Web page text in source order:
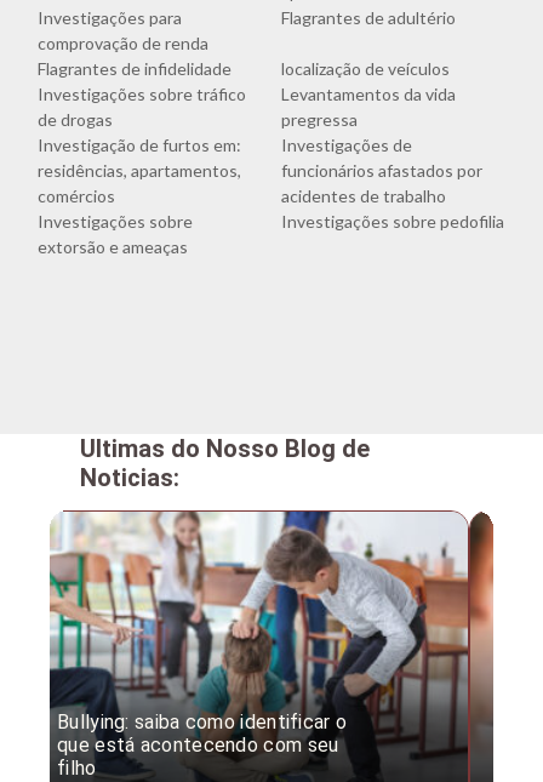
Investigações para
comprovação de renda
Flagrantes de adultério
Flagrantes de infidelidade
localização de veículos
Investigações sobre tráfico
de drogas
Levantamentos da vida
pregressa
Investigação de furtos em:
residências, apartamentos,
comércios
Investigações de
funcionários afastados por
acidentes de trabalho
Investigações sobre
extorsão e ameaças
Investigações sobre pedofilia
Ultimas do Nosso Blog de
Noticias:
Bullying: saiba como identificar o
que está acontecendo com seu
filho